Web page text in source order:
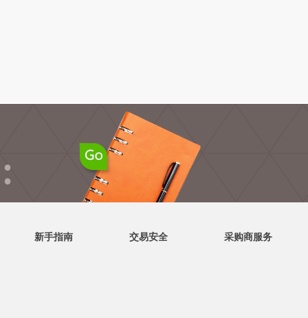
●
●
新手指南 交易安全 采购商服务